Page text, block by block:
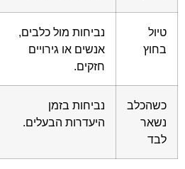
טיול
בחוץ
נביחות מול כלבים,
אנשים או גירויים
חזקים.
כשהכלב
נשאר
לבד
נביחות בזמן
היעדרות הבעלים.